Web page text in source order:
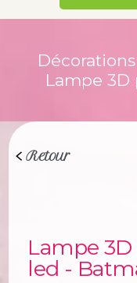
Lampe 3D
Retour
Lampe
led -